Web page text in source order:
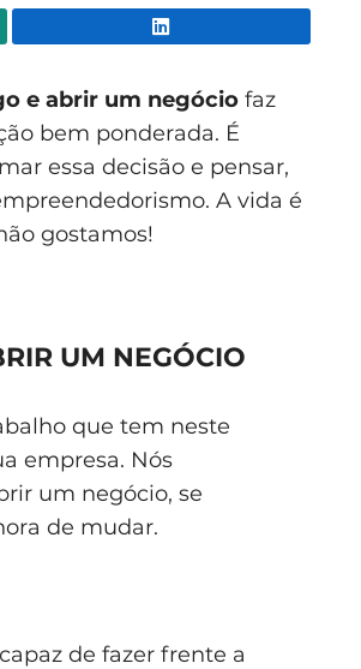
e abrir um negócio faz
bem ponderada. É
essa decisão e pensar,
A vida é
gostamos!
UM NEGÓCIO
que tem neste
empresa. Nós
um negócio, se
de mudar.
de fazer frente a